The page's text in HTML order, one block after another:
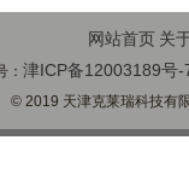
网站首页 关
：津ICP备12003189号-
© 2019 天津克莱瑞科技有